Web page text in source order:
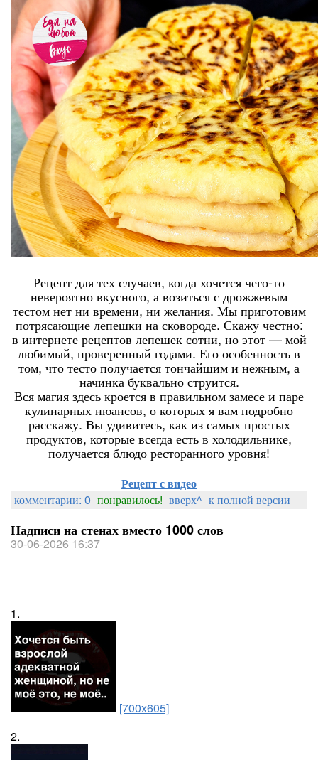
Рецепт для тех случаев, когда хочется чего-то
невероятно вкусного, а возиться с дрожжевым
тестом нет ни времени, ни желания. Мы приготовим
потрясающие лепешки на сковороде. Скажу честно:
в интернете рецептов лепешек сотни, но этот — мой
любимый, проверенный годами. Его особенность в
том, что тесто получается тончайшим и нежным, а
начинка буквально струится.
Вся магия здесь кроется в правильном замесе и паре
кулинарных нюансов, о которых я вам подробно
расскажу. Вы удивитесь, как из самых простых
продуктов, которые всегда есть в холодильнике,
получается блюдо ресторанного уровня!
Рецепт с видео
комментарии: 0 понравилось! вверх^ к полной версии
Надписи на стенах вместо 1000 слов
30-06-2026 16:37
1.
[700x605]
2.